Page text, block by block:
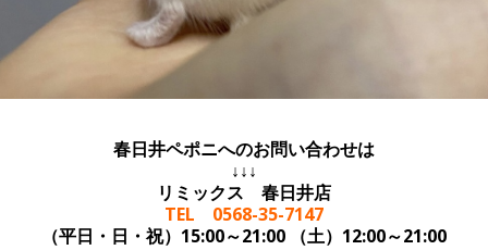
春日井ペポニへのお問い合わせは
↓↓↓
リミックス 春日井店
TEL 0568-35-7147
（平日・日・祝）15:00～21:00 （土）12:00～21:00